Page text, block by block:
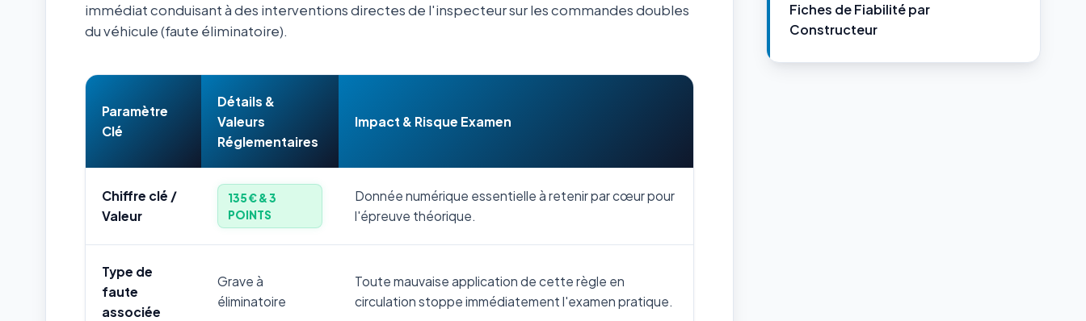
immédiat conduisant à des interventions directes de l'inspecteur sur les commandes doubles
du véhicule (faute éliminatoire).
Paramètre
Clé
Détails &
Valeurs
Réglementaires
Impact & Risque Examen
Chiffre clé /
Valeur
135 € & 3
POINTS
Donnée numérique essentielle à retenir par cœur pour
l'épreuve théorique.
Type de
faute
associée
Grave à
éliminatoire
Toute mauvaise application de cette règle en
circulation stoppe immédiatement l'examen pratique.
Fiches de Fiabilité par
Constructeur